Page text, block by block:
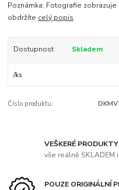
Poznámka: Fotografie
obdržíte celý popis
Dostupnost Skladem
/ks
Číslo produktu:
VEŠKERÉ
vše reálně SKLADEM
POUZE ORIGINÁLNÍ